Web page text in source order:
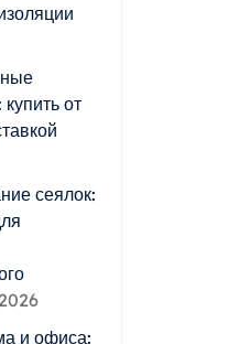
от
сеялок:
и офиса: